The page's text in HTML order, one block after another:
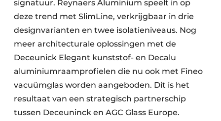
signatuur. Reynaers Aluminium speelt in op
deze trend met SlimLine, verkrijgbaar in drie
designvarianten en twee isolatieniveaus. Nog
meer architecturale oplossingen met de
Deceunick Elegant kunststof- en Decalu
aluminiumraamprofielen die nu ook met Fineo
vacuümglas worden aangeboden. Dit is het
resultaat van een strategisch partnerschip
tussen Deceuninck en AGC Glass Europe.